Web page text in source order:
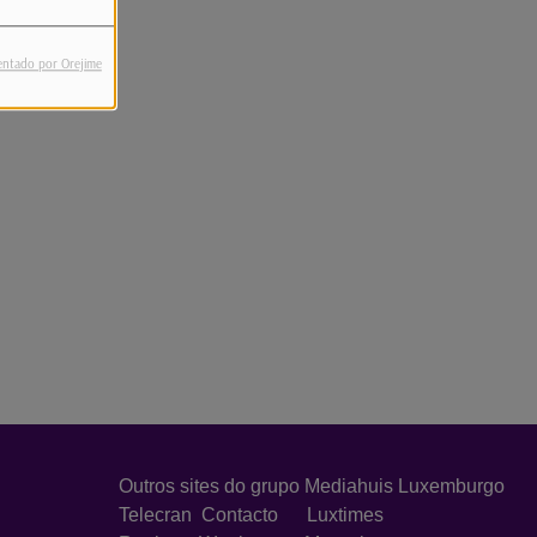
por Orejime
Outros sites do grupo Mediahuis Luxemburgo
Telecran Contacto
Luxtimes